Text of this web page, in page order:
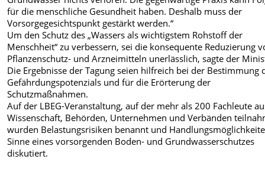
für die menschliche Gesundheit haben. Deshalb muss der
Vorsorgegesichtspunkt gestärkt werden.“
Um den Schutz des „Wassers als wichtigstem Rohstoff der
Menschheit“ zu verbessern, sei die konsequente Reduzierung
Pflanzenschutz- und Arzneimitteln unerlässlich, sagte der
Die Ergebnisse der Tagung seien hilfreich bei der Bestimmung
Gefährdungspotenzials und für die Erörterung der
Schutzmaßnahmen.
Auf der LBEG-Veranstaltung, auf der mehr als 200 Fachleute
Wissenschaft, Behörden, Unternehmen und Verbänden
wurden Belastungsrisiken benannt und
Sinne eines vorsorgenden Boden- und Grundwasserschutzes
diskutiert.